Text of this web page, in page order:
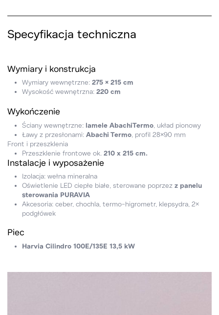
Specyfikacja techniczna
Wymiary i konstrukcja
Wymiary wewnętrzne: 275 × 215 cm
Wysokość wewnętrzna: 220 cm
Wykończenie
Ściany wewnętrzne: lamele AbachiTermo, układ pionowy
Ławy z przesłonami: Abachi Termo, profil 28×90 mm
Front i przeszklenia
Przeszklenie frontowe ok. 210 x 215 cm.
Instalacje i wyposażenie
Izolacja: wełna mineralna
Oświetlenie LED ciepłe białe, sterowane poprzez z panelu
sterowania PURAVIA
Akcesoria: ceber, chochla, termo-higrometr, klepsydra, 2×
podgłówek
Piec
Harvia Cilindro 100E/135E 13,5 kW